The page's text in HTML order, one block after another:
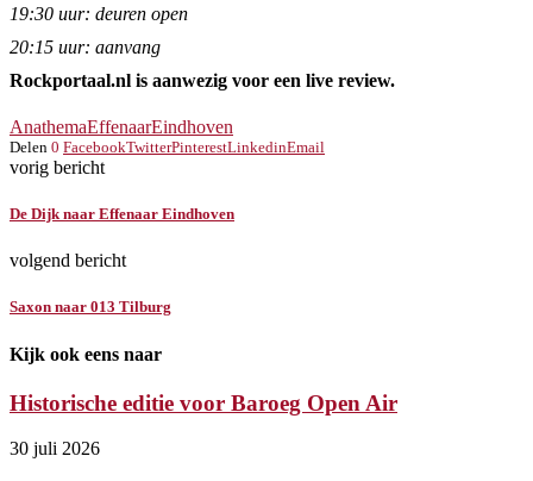
19:30 uur: deuren open
20:15 uur: aanvang
Rockportaal.nl is aanwezig voor een live review.
AnathemaEffenaarEindhoven
Delen 0 FacebookTwitterPinterestLinkedinEmail
vorig bericht
De Dijk naar Effenaar Eindhoven
volgend bericht
Saxon naar 013 Tilburg
Kijk ook eens naar
Historische editie voor Baroeg Open Air
30 juli 2026